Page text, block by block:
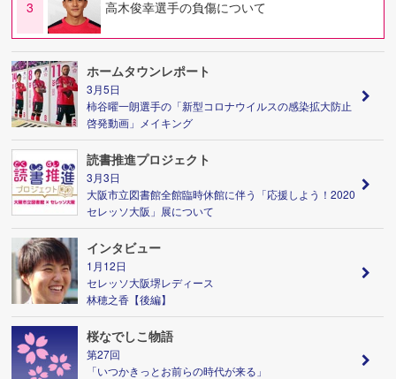
3 高木俊幸選手の負傷について
ホームタウンレポート
3月5日
柿谷曜一朗選手の「新型コロナウイルスの感染拡大防止
啓発動画」メイキング
読書推進プロジェクト
3月3日
大阪市立図書館全館臨時休館に伴う「応援しよう！2020
セレッソ大阪」展について
インタビュー
1月12日
セレッソ大阪堺レディース
林穂之香【後編】
桜なでしこ物語
第27回
「いつかきっとお前らの時代が来る」